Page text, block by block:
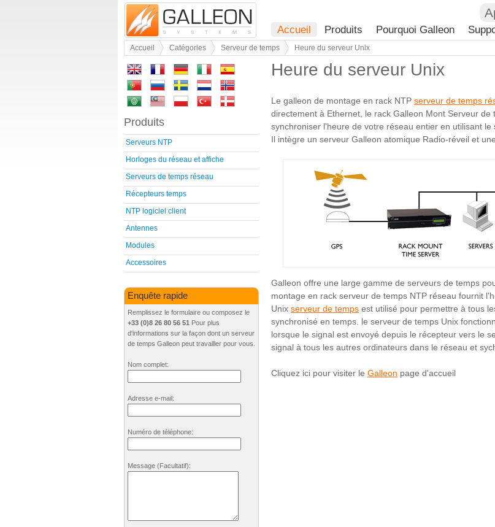
Accueil Produits Pourquoi Galleon
Accueil Catégories Serveur de temps Heure du serveur Unix
Heure du serveur Unix
Le galleon de montage en rack NTP serveur de temps
directement à Ethernet, le rack Galleon Mont Serveur de
synchroniser l'heure de votre réseau entier en utilisant
Il intègre un serveur Galleon atomique Radio-réveil et
Galleon offre une large gamme de serveurs de temps
montage en rack serveur de temps NTP réseau fournit
Unix serveur de temps est utilisé pour permettre à tous
synchronisé en temps. le serveur de temps Unix
lorsque le signal est envoyé depuis le récepteur vers le
signal à tous les autres ordinateurs dans le réseau et
Cliquez ici pour visiter le Galleon page d'accueil
Produits
Serveurs NTP
Horloges du réseau et affiche
Serveurs de temps réseau
Récepteurs temps
NTP logiciel client
Antennes
Modules
Accessoires
Enquête rapide
Remplissez le formulaire ou composez le
+33 (0)8 26 80 56 51 Pour plus
d'informations sur la façon dont un serveur
de temps Galleon peut travailler pour vous.
Nom complet:
Adresse e-mail:
Numéro de téléphone:
Message (Facultatif):